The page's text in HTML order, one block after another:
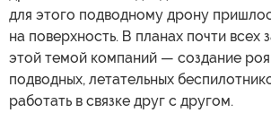
для этого подводному дрону
на поверхность. В планах почти всех
этой темой компаний — создание
подводных, летательных
работать в связке друг с другом.